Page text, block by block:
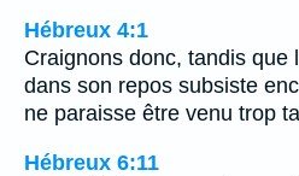
Hébreux 4:1
Craignons donc, tandis que
dans son repos subsiste
ne paraisse être venu trop
Hébreux 6:11